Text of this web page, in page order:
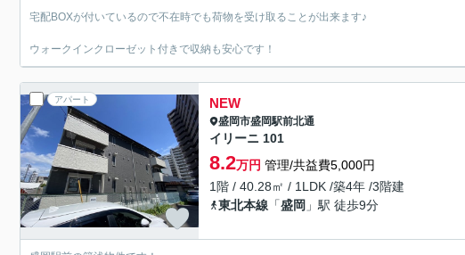
宅配BOXが付いているので不在時でも荷物を受け取ることが出来ます♪
ウォークインクローゼット付きで収納も安心です！
アパート NEW
盛岡市盛岡駅前北通
イリーニ 101
8.2万円 管理/共益費5,000円
1階 / 40.28㎡ / 1LDK /築4年 /3階建
東北本線 「盛岡 」駅 徒歩9分